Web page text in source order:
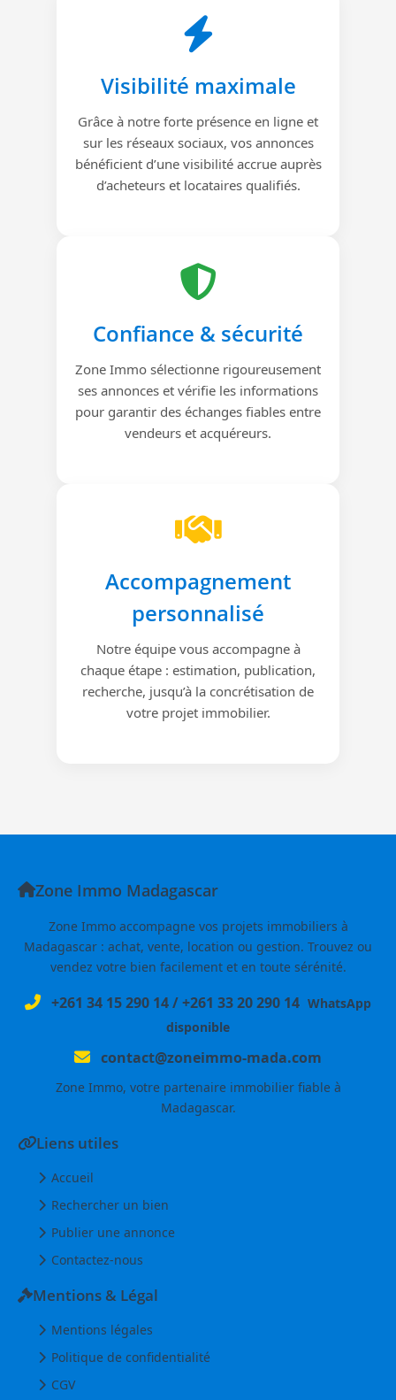
Visibilité maximale
Grâce à notre forte présence en ligne et
sur les réseaux sociaux, vos annonces
bénéficient d’une visibilité accrue auprès
d’acheteurs et locataires qualifiés.
Confiance & sécurité
Zone Immo sélectionne rigoureusement
ses annonces et vérifie les informations
pour garantir des échanges fiables entre
vendeurs et acquéreurs.
Accompagnement
personnalisé
Notre équipe vous accompagne à
chaque étape : estimation, publication,
recherche, jusqu’à la concrétisation de
votre projet immobilier.
Zone Immo Madagascar
Zone Immo accompagne vos projets immobiliers à
Madagascar : achat, vente, location ou gestion. Trouvez ou
vendez votre bien facilement et en toute sérénité.
+261 34 15 290 14/+261 33 20 290 14 WhatsApp
disponible
contact@zoneimmo-mada.com
Zone Immo, votre partenaire immobilier fiable à
Madagascar.
Liens utiles
Accueil
Rechercher un bien
Publier une annonce
Contactez-nous
Mentions & Légal
Mentions légales
Politique de confidentialité
CGV